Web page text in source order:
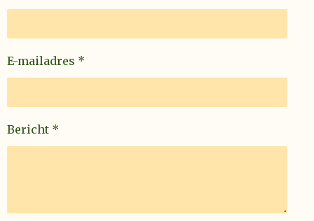
E-mailadres *
Bericht *